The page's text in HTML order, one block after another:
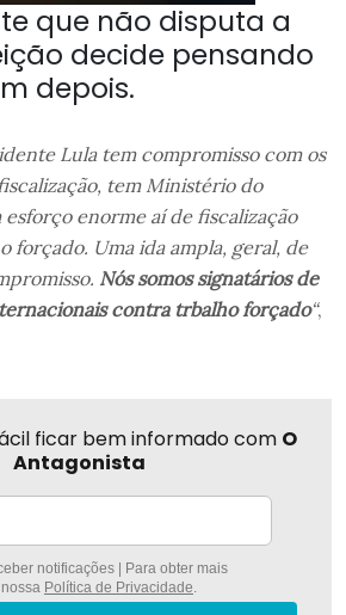
que não disputa a
decide pensando
depois.
Lula tem compromisso com os
tem Ministério do
enorme aí de fiscalização
forçado. Uma ida ampla, geral, de
Nós somos signatários de
contra trbalho forçado“,
ficar bem informado com O
Antagonista
notificações | Para obter mais
Política de Privacidade.